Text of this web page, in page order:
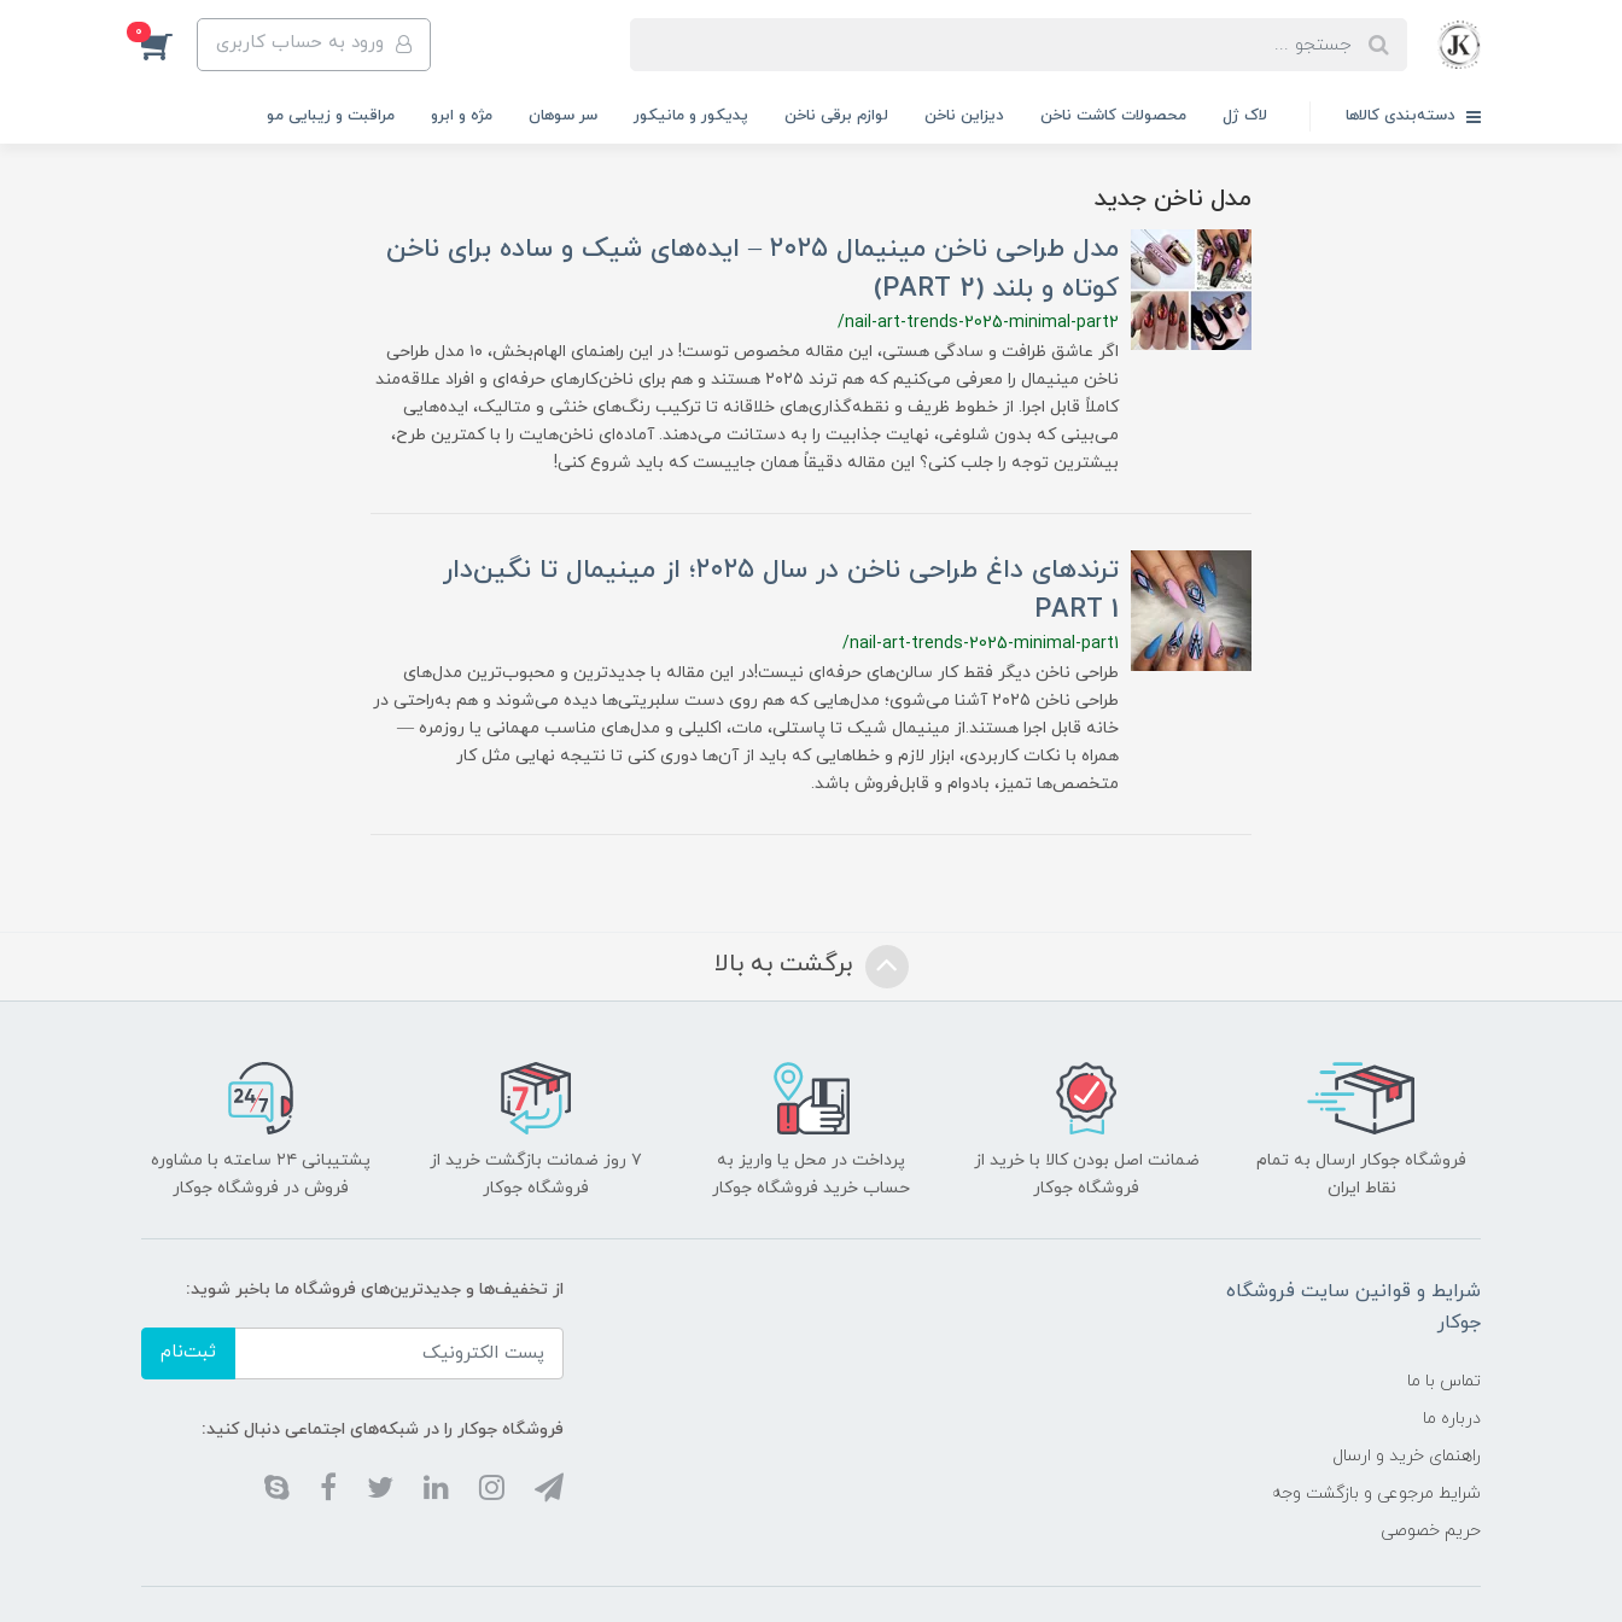
ورود به حساب کاربری 0
دسته‌بندی کالاها لاک ژل محصولات کاشت ناخن دیزاین ناخن لوازم برقی ناخن پدیکور و مانیکور سر سوهان مژه و ابرو مراقبت و زیبایی مو
مدل ناخن جدید
مدل طراحی ناخن مینیمال ۲۰۲۵ – ایده‌های شیک و ساده برای ناخن
کوتاه و بلند (PART 2)
/nail-art-trends-2025-minimal-part2
اگر عاشق ظرافت و سادگی هستی، این مقاله مخصوص توست! در این راهنمای الهام‌بخش، ۱۰ مدل طراحی
ناخن مینیمال را معرفی می‌کنیم که هم ترند ۲۰۲۵ هستند و هم برای ناخن‌کارهای حرفه‌ای و افراد علاقه‌مند
کاملاً قابل اجرا. از خطوط ظریف و نقطه‌گذاری‌های خلاقانه تا ترکیب رنگ‌های خنثی و متالیک، ایده‌هایی
می‌بینی که بدون شلوغی، نهایت جذابیت را به دستانت می‌دهند. آماده‌ای ناخن‌هایت را با کمترین طرح،
بیشترین توجه را جلب کنی؟ این مقاله دقیقاً همان جاییست که باید شروع کنی!
ترندهای داغ طراحی ناخن در سال ۲۰۲۵؛ از مینیمال تا نگین‌دار
PART 1
/nail-art-trends-2025-minimal-part1
طراحی ناخن دیگر فقط کار سالن‌های حرفه‌ای نیست!در این مقاله با جدیدترین و محبوب‌ترین مدل‌های
طراحی ناخن ۲۰۲۵ آشنا می‌شوی؛ مدل‌هایی که هم روی دست سلبریتی‌ها دیده می‌شوند و هم به‌راحتی در
خانه قابل اجرا هستند.از مینیمال شیک تا پاستلی، مات، اکلیلی و مدل‌های مناسب مهمانی یا روزمره —
همراه با نکات کاربردی، ابزار لازم و خطاهایی که باید از آن‌ها دوری کنی تا نتیجه‌ نهایی مثل کار
متخصص‌ها تمیز، بادوام و قابل‌فروش باشد.
برگشت به بالا
فروشگاه جوکار ارسال به تمام
نقاط ایران
ضمانت اصل بودن کالا با خرید از
فروشگاه جوکار
پرداخت در محل یا واریز به
حساب خرید فروشگاه جوکار
۷ روز ضمانت بازگشت خرید از
فروشگاه جوکار
پشتیبانی ۲۴ ساعته با مشاوره
فروش در فروشگاه جوکار
شرایط و قوانین سایت فروشگاه
جوکار
تماس با ما
درباره ما
راهنمای خرید و ارسال
شرایط مرجوعی و بازگشت وجه
حریم خصوصی
از تخفیف‌ها و جدیدترین‌های فروشگاه ما باخبر شوید:
ثبت‌نام
فروشگاه جوکار را در شبکه‌های اجتماعی دنبال کنید: